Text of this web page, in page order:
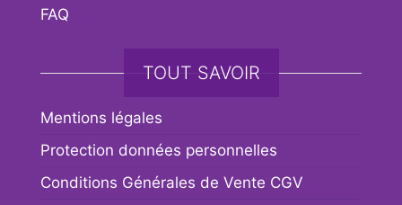
FAQ
TOUT SAVOIR
Mentions légales
Protection données personnelles
Conditions Générales de Vente CGV